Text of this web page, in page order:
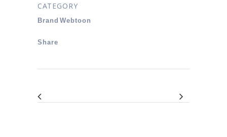
CATEGORY
Brand Webtoon
Share